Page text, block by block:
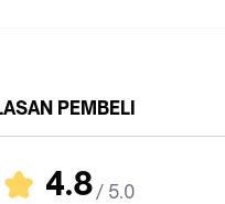
PEMBELI
4.8 / 5.0